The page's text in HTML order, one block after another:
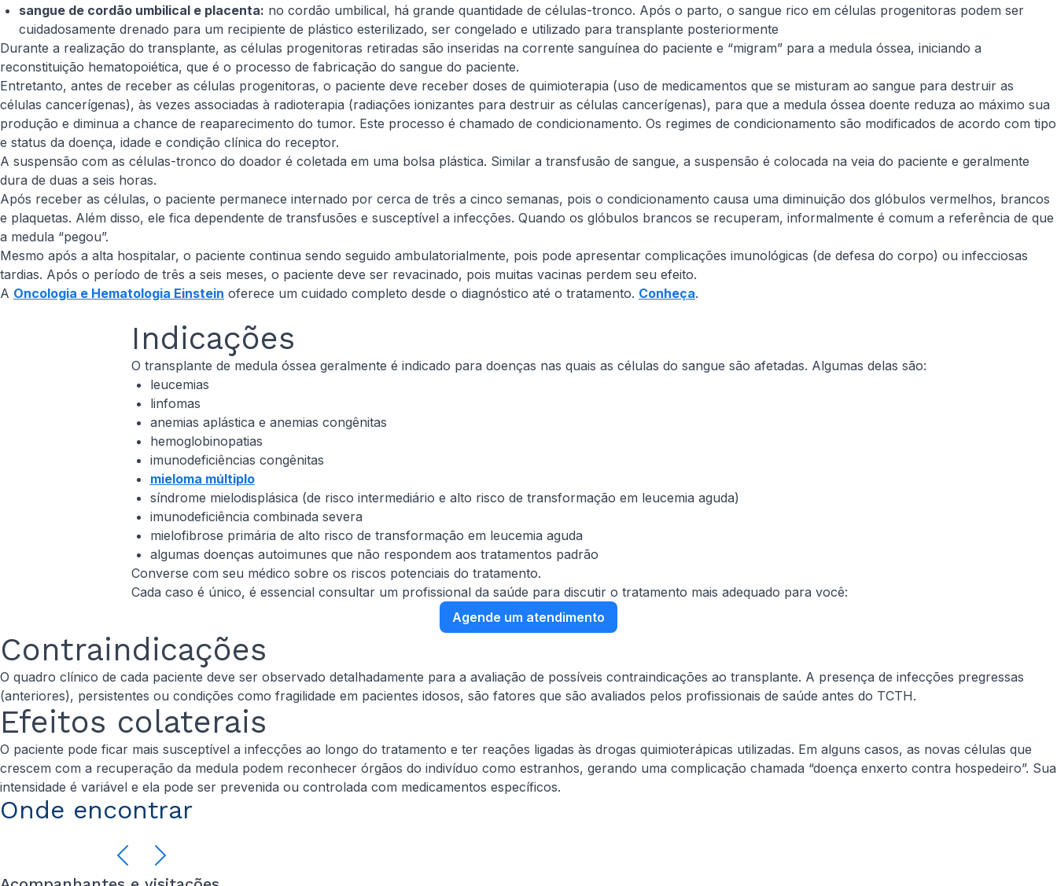
sangue de cordão umbilical e placenta: no cordão umbilical, há grande quantidade de células-tronco. Após o parto, o sangue rico em células progenitoras podem ser
cuidadosamente drenado para um recipiente de plástico esterilizado, ser congelado e utilizado para transplante posteriormente
Durante a realização do transplante, as células progenitoras retiradas são inseridas na corrente sanguínea do paciente e “migram” para a medula óssea, iniciando a
reconstituição hematopoiética, que é o processo de fabricação do sangue do paciente.
Entretanto, antes de receber as células progenitoras, o paciente deve receber doses de quimioterapia (uso de medicamentos que se misturam ao sangue para destruir as
células cancerígenas), às vezes associadas à radioterapia (radiações ionizantes para destruir as células cancerígenas), para que a medula óssea doente reduza ao máximo sua
produção e diminua a chance de reaparecimento do tumor. Este processo é chamado de condicionamento. Os regimes de condicionamento são modificados de acordo com tipo
e status da doença, idade e condição clínica do receptor.
A suspensão com as células-tronco do doador é coletada em uma bolsa plástica. Similar a transfusão de sangue, a suspensão é colocada na veia do paciente e geralmente
dura de duas a seis horas.
Após receber as células, o paciente permanece internado por cerca de três a cinco semanas, pois o condicionamento causa uma diminuição dos glóbulos vermelhos, brancos
e plaquetas. Além disso, ele fica dependente de transfusões e susceptível a infecções. Quando os glóbulos brancos se recuperam, informalmente é comum a referência de que
a medula “pegou”.
Mesmo após a alta hospitalar, o paciente continua sendo seguido ambulatorialmente, pois pode apresentar complicações imunológicas (de defesa do corpo) ou infecciosas
tardias. Após o período de três a seis meses, o paciente deve ser revacinado, pois muitas vacinas perdem seu efeito.
A Oncologia e Hematologia Einstein oferece um cuidado completo desde o diagnóstico até o tratamento. Conheça.
Indicações
O transplante de medula óssea geralmente é indicado para doenças nas quais as células do sangue são afetadas. Algumas delas são:
leucemias
linfomas
anemias aplástica e anemias congênitas
hemoglobinopatias
imunodeficiências congênitas
mieloma múltiplo
síndrome mielodisplásica (de risco intermediário e alto risco de transformação em leucemia aguda)
imunodeficiência combinada severa
mielofibrose primária de alto risco de transformação em leucemia aguda
algumas doenças autoimunes que não respondem aos tratamentos padrão
Converse com seu médico sobre os riscos potenciais do tratamento.
Cada caso é único, é essencial consultar um profissional da saúde para discutir o tratamento mais adequado para você:
Agende um atendimento
Contraindicações
O quadro clínico de cada paciente deve ser observado detalhadamente para a avaliação de possíveis contraindicações ao transplante. A presença de infecções pregressas
(anteriores), persistentes ou condições como fragilidade em pacientes idosos, são fatores que são avaliados pelos profissionais de saúde antes do TCTH.
Efeitos colaterais
O paciente pode ficar mais susceptível a infecções ao longo do tratamento e ter reações ligadas às drogas quimioterápicas utilizadas. Em alguns casos, as novas células que
crescem com a recuperação da medula podem reconhecer órgãos do indivíduo como estranhos, gerando uma complicação chamada “doença enxerto contra hospedeiro”. Sua
intensidade é variável e ela pode ser prevenida ou controlada com medicamentos específicos.
Onde encontrar